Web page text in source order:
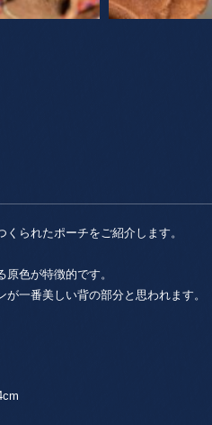
られたポーチをご紹介します。
色が特徴的です。
一番美しい背の部分と思われます。